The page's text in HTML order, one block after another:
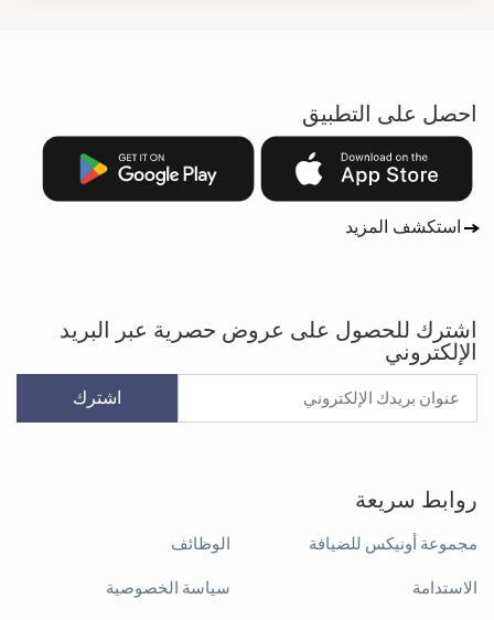
احصل على التطبيق
استكشف المزيد
اشترك للحصول على عروض حصرية عبر البريد
الإلكتروني
اشترك
روابط سريعة
مجموعة أونيكس للضيافة
الاستدامة
الوظائف
سياسة الخصوصية